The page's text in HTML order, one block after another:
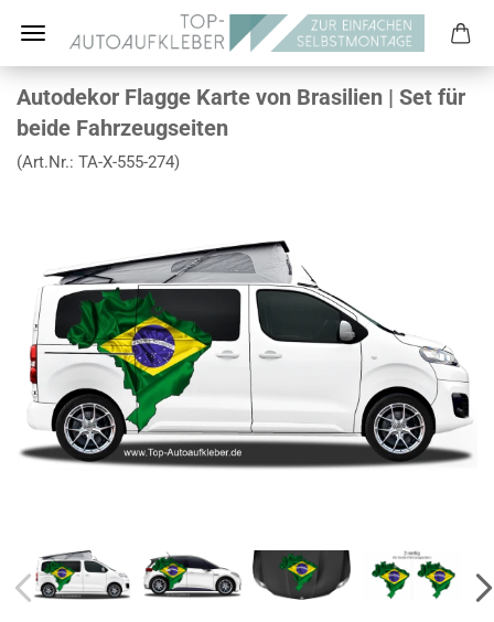
Autodekor Flagge Karte von Brasilien | Set für
beide Fahrzeugseiten
(Art.Nr.: TA-X-555-274)